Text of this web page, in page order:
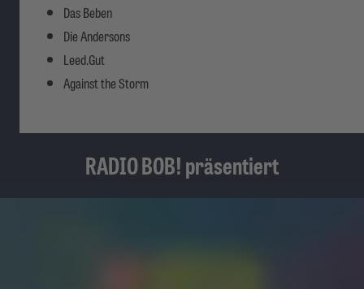
Das Beben
Die Andersons
Leed.Gut
Against the Storm
RADIO BOB! präsentiert